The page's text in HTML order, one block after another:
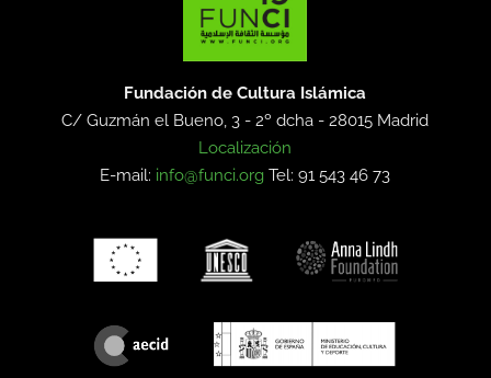
Fundación de Cultura Islámica
C/ Guzmán el Bueno, 3 - 2º dcha -28015 Madrid
Localización
E-mail: info@funci.org Tel: 91 543 46 73